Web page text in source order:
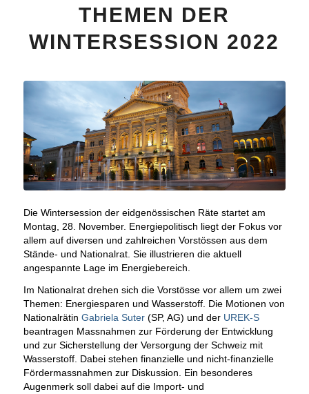
THEMEN DER
WINTERSESSION 2022
Die Wintersession der eidgenössischen Räte startet am
Montag, 28. November. Energiepolitisch liegt der Fokus vor
allem auf diversen und zahlreichen Vorstössen aus dem
Stände- und Nationalrat. Sie illustrieren die aktuell
angespannte Lage im Energiebereich.
Im Nationalrat drehen sich die Vorstösse vor allem um zwei
Themen: Energiesparen und Wasserstoff. Die Motionen von
Nationalrätin Gabriela Suter(SP, AG) und der UREK-S
beantragen Massnahmen zur Förderung der Entwicklung
und zur Sicherstellung der Versorgung der Schweiz mit
Wasserstoff. Dabei stehen finanzielle und nicht-finanzielle
Fördermassnahmen zur Diskussion. Ein besonderes
Augenmerk soll dabei auf die Import- und